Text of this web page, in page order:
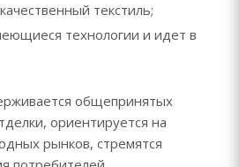
текстиль;
технологии и идет в
общепринятых
ориентируется на
рынков, стремятся